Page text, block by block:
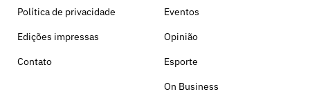
Política de privacidade
Edições impressas
Contato
Eventos
Opinião
Esporte
On Business